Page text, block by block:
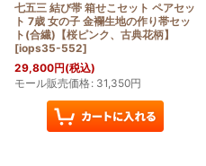
七五三 結び帯 箱せこセット ペアセッ
ト 7歳 女の子 金襴生地の作り帯セッ
ト(合繊)【桜ピンク、古典花柄】
[iops35-552]
29,800円(税込)
モール販売価格: 31,350円